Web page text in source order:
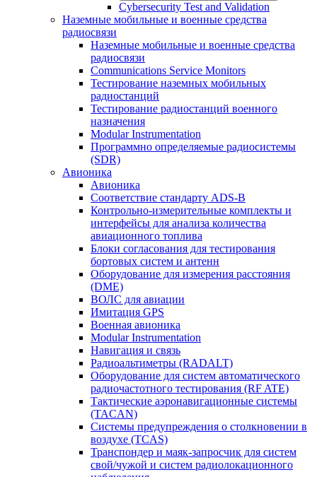
Cybersecurity Test and Validation
Наземные мобильные и военные средства
радиосвязи
Наземные мобильные и военные средства
радиосвязи
Communications Service Monitors
Тестирование наземных мобильных
радиостанций
Тестирование радиостанций военного
назначения
Modular Instrumentation
Программно определяемые радиосистемы
(SDR)
Авионика
Авионика
Соответствие стандарту ADS-B
Контрольно-измерительные комплекты и
интерфейсы для анализа количества
авиационного топлива
Блоки согласования для тестирования
бортовых систем и антенн
Оборудование для измерения расстояния
(DME)
ВОЛС для авиации
Имитация GPS
Военная авионика
Modular Instrumentation
Навигация и связь
Радиоальтиметры (RADALT)
Оборудование для систем автоматического
радиочастотного тестирования (RF ATE)
Тактические аэронавигационные системы
(TACAN)
Системы предупреждения о столкновении в
воздухе (TCAS)
Транспондер и маяк-запросчик для систем
свой/чужой и систем радиолокационного